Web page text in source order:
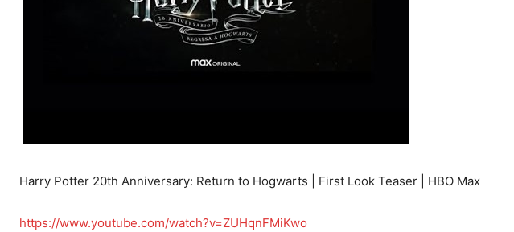
Harry Potter 20th Anniversary: Return to Hogwarts | First Look Teaser | HBO Max
https://www.youtube.com/watch?v=ZUHqnFMiKwo